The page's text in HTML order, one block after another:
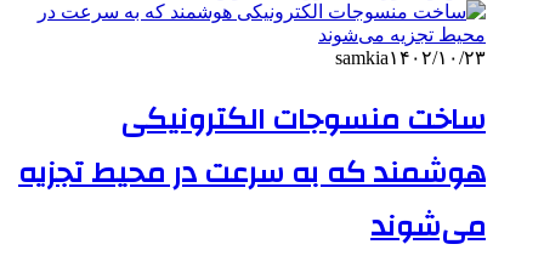
samkia۱۴۰۲/۱۰/۲۳
ساخت منسوجات الکترونیکی
هوشمند که به سرعت در محیط تجزیه
می‌شوند